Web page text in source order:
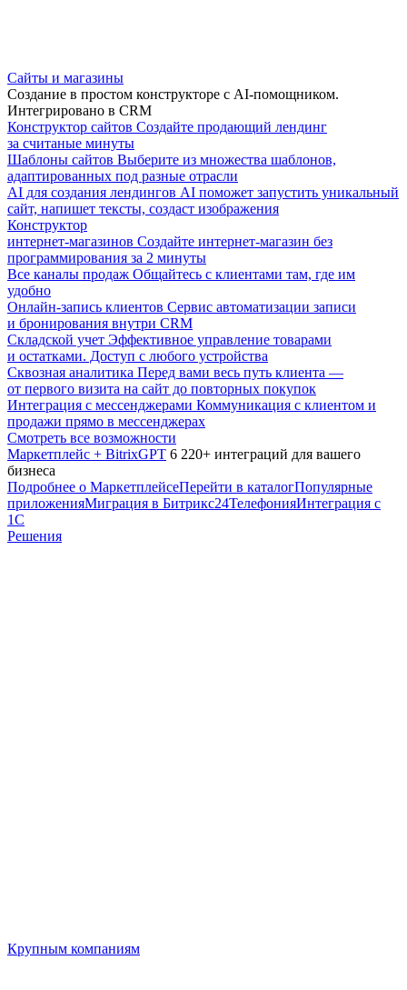
Сайты и магазины
Создание в простом конструкторе с AI-помощником.
Интегрировано в CRM
Конструктор сайтов Создайте продающий лендинг
за считаные минуты
Шаблоны сайтов Выберите из множества шаблонов,
адаптированных под разные отрасли
AI для создания лендингов AI поможет запустить уникальный
сайт, напишет тексты, создаст изображения
Конструктор
интернет-магазинов Создайте интернет-магазин без
программирования за 2 минуты
Все каналы продаж Общайтесь с клиентами там, где им
удобно
Онлайн-запись клиентов Сервис автоматизации записи
и бронирования внутри CRM
Складской учет Эффективное управление товарами
и остатками. Доступ с любого устройства
Сквозная аналитика Перед вами весь путь клиента —
от первого визита на сайт до повторных покупок
Интеграция с мессенджерами Коммуникация с клиентом и
продажи прямо в мессенджерах
Смотреть все возможности
Маркетплейс + BitrixGPT 6 220+ интеграций для вашего
бизнеса
Подробнее о МаркетплейсеПерейти в каталогПопулярные
приложенияМиграция в Битрикс24ТелефонияИнтеграция с
1С
Решения
Крупным компаниям